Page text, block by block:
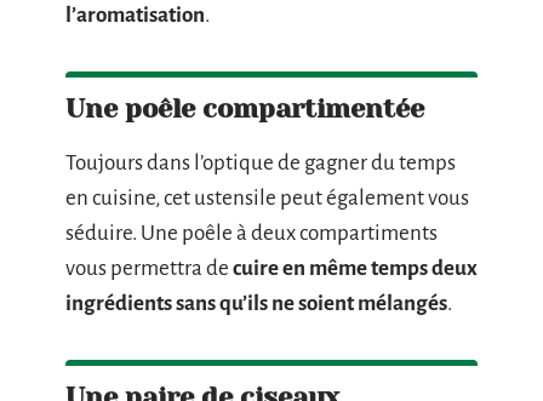
l’aromatisation.
Une poêle compartimentée
Toujours dans l’optique de gagner du temps
en cuisine, cet ustensile peut également vous
séduire. Une poêle à deux compartiments
vous permettra de cuire en même temps deux
ingrédients sans qu’ils ne soient mélangés.